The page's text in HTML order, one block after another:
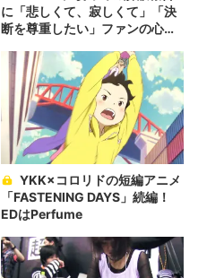
に「悲しくて、寂しくて」「決
断を尊重したい」ファンの心境
「FASTENING DAYS」続編！
EDはPerfume